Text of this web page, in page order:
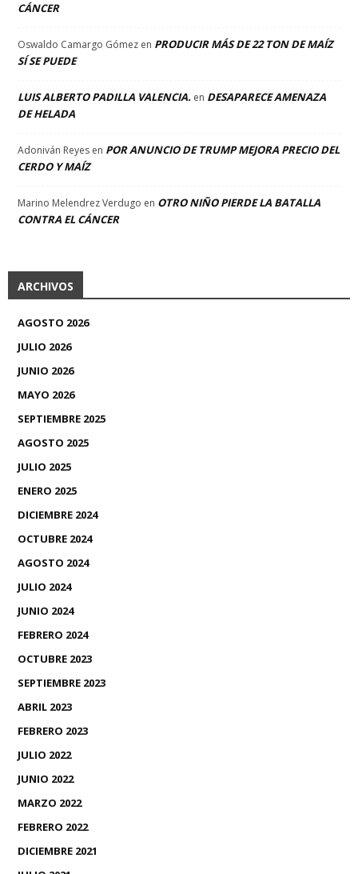
CÁNCER
Oswaldo Camargo Gómez en PRODUCIR MÁS DE 22 TON DE MAÍZ
SÍ SE PUEDE
LUIS ALBERTO PADILLA VALENCIA. en DESAPARECE AMENAZA
DE HELADA
Adoniván Reyes en POR ANUNCIO DE TRUMP MEJORA PRECIO DEL
CERDO Y MAÍZ
Marino Melendrez Verdugo en OTRO NIÑO PIERDE LA BATALLA
CONTRA EL CÁNCER
ARCHIVOS
AGOSTO 2026
JULIO 2026
JUNIO 2026
MAYO 2026
SEPTIEMBRE 2025
AGOSTO 2025
JULIO 2025
ENERO 2025
DICIEMBRE 2024
OCTUBRE 2024
AGOSTO 2024
JULIO 2024
JUNIO 2024
FEBRERO 2024
OCTUBRE 2023
SEPTIEMBRE 2023
ABRIL 2023
FEBRERO 2023
JULIO 2022
JUNIO 2022
MARZO 2022
FEBRERO 2022
DICIEMBRE 2021